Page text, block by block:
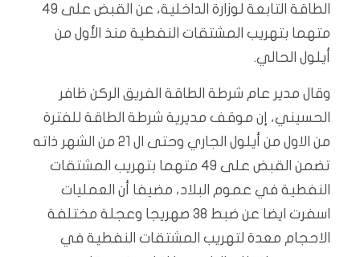
الطاقة التابعة لوزارة الداخلية، عن القبض على 49
متهما بتهريب المشتقات النفطية منذ الأول من
أيلول الحالي.
وقال مدير عام شرطة الطاقة الفريق الركن ظافر
الحسيني، إن موقف مديرية شرطة الطاقة للفترة
من الاول من أيلول الجاري وحتى ال 21 من الشهر ذاته
تضمن القبض على 49 متهما بتهريب المشتقات
النفطية في عموم البلاد، مضيفا أن العمليات
اسفرت ايضا عن ضبط 38 صهريجا وعجلة مختلفة
الاحجام معدة لتهريب المشتقات النفطية في